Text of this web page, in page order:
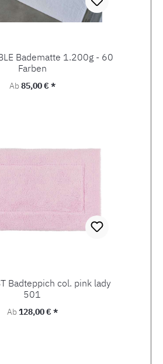
Badematte 1.200g - 60
Farben
Regulärer Preis:
Ab85,00 € *
Badteppich col. pink lady
501
Regulärer Preis:
Ab128,00 € *